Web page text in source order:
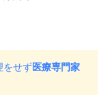
をせず医療専門家